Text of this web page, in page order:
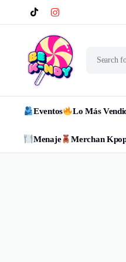
Eventos Lo Más
Menaje Merchan